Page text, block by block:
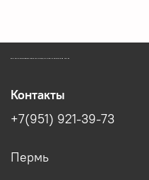
Контакты
+7(951) 921-39-73
Пермь